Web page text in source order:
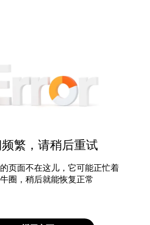
繁，请稍后重试
页面不在这儿，它可能正忙着
圈，稍后就能恢复正常